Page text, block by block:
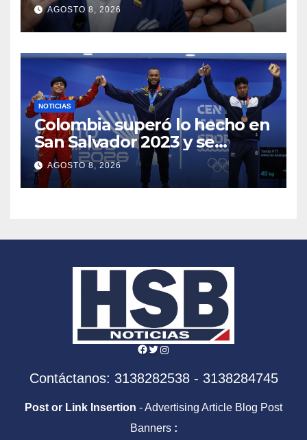
de Abelardo De La Espriella,
según el experto Andrés
Vecino
AGOSTO 8, 2026
NOTICIAS
Colombia superó lo hecho en
San Salvador 2023 y se
consolida segundo en Santo
Domingo 2026
AGOSTO 8, 2026
Facebook
Twitter
Instagram
Contáctanos: 3138282538 - 3138284745
Post or Link Insertion - Advertising Article Blog Post
Banners :